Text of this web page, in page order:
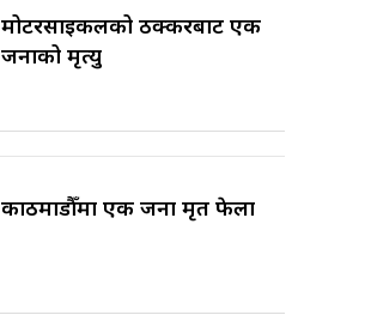
मोटरसाइकलको ठक्करबाट एक
जनाको मृत्यु
काठमाडौँमा एक जना मृत फेला